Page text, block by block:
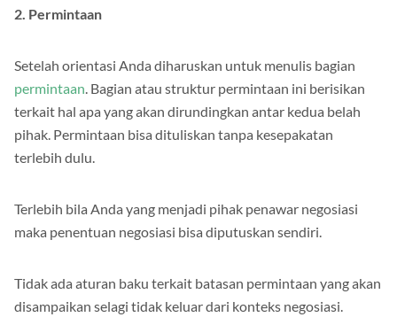
2. Permintaan
Setelah orientasi Anda diharuskan untuk menulis bagian
permintaan. Bagian atau struktur permintaan ini berisikan
terkait hal apa yang akan dirundingkan antar kedua belah
pihak. Permintaan bisa dituliskan tanpa kesepakatan
terlebih dulu.
Terlebih bila Anda yang menjadi pihak penawar negosiasi
maka penentuan negosiasi bisa diputuskan sendiri.
Tidak ada aturan baku terkait batasan permintaan yang akan
disampaikan selagi tidak keluar dari konteks negosiasi.